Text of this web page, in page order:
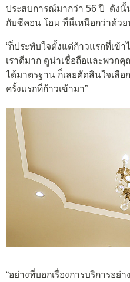
ประสบการณ์มากว่า 56 ปี ดังนั้
กับซีคอน โฮม ที่นี่เหนือกว่าด้ว
“ก็ประทับใจตั้งแต่ก้าวแรกที่เข้
เราดีมาก ดูน่าเชื่อถือและพวก
ได้มาตรฐาน ก็เลยตัดสินใจเลื
ครั้งแรกที่ก้าวเข้ามา”
“อย่างที่บอกเรื่องการบริการอย่